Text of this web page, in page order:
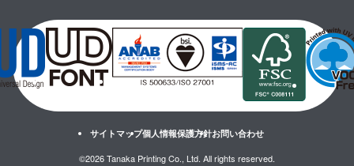
サイトマップ個人情報保護方針お問い合わせ
©2026 Tanaka Printing Co., Ltd. All rights reserved.